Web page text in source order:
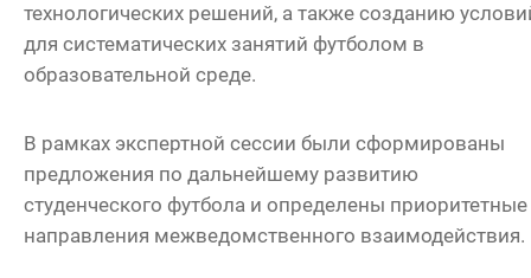
технологических решений, а также созданию
для систематических занятий футболом в
образовательной среде.
В рамках экспертной сессии были сформированы
предложения по дальнейшему развитию
студенческого футбола и определены приоритетные
направления межведомственного взаимодействия.